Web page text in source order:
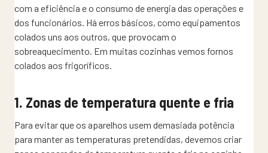
com a eficiência e o consumo de energia das operações e
dos funcionários. Há erros básicos, como equipamentos
colados uns aos outros, que provocam o
sobreaquecimento. Em muitas cozinhas vemos fornos
colados aos frigoríficos.
1. Zonas de temperatura quente e fria
Para evitar que os aparelhos usem demasiada potência
para manter as temperaturas pretendidas, devemos criar